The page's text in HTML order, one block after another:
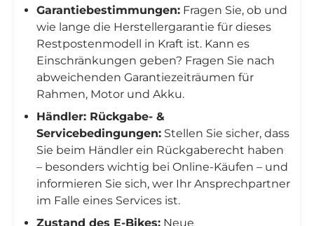
Garantiebestimmungen: Fragen Sie, ob und
wie lange die Herstellergarantie für dieses
Restpostenmodell in Kraft ist. Kann es
Einschränkungen geben? Fragen Sie nach
abweichenden Garantiezeiträumen für
Rahmen, Motor und Akku.
Händler: Rückgabe- &
Servicebedingungen: Stellen Sie sicher, dass
Sie beim Händler ein Rückgaberecht haben
– besonders wichtig bei Online-Käufen – und
informieren Sie sich, wer Ihr Ansprechpartner
im Falle eines Services ist.
Zustand des E-Bikes: Neue